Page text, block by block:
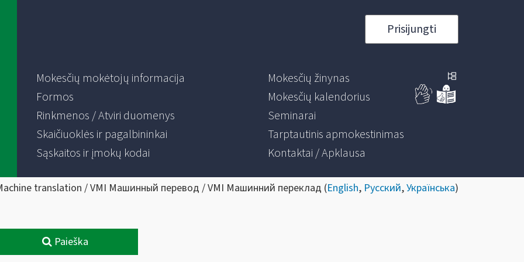
Prisijungti
Mokesčių mokėtojų informacija
Formos
Rinkmenos / Atviri duomenys
Skaičiuoklės ir pagalbininkai
Sąskaitos ir įmokų kodai
Mokesčių žinynas
Mokesčių kalendorius
Seminarai
Tarptautinis apmokestinimas
Kontaktai / Apklausa
translation / VMI Машинный перевод / VMI Машинний переклад (English, Русский,Українська)
Paieška